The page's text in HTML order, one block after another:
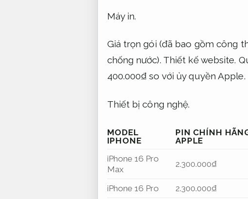
Máy in.
Giá trọn gói (đã bao gồm công
chống nước). Thiết kế website.
400.000₫ so với ủy quyền Apple.
Thiết bị công nghệ.
MODEL
IPHONE
PIN CHÍNH
APPLE
iPhone 16 Pro
Max
2.300.000₫
iPhone 16 Pro 2.300.000₫